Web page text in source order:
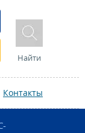
Найти
Контакты